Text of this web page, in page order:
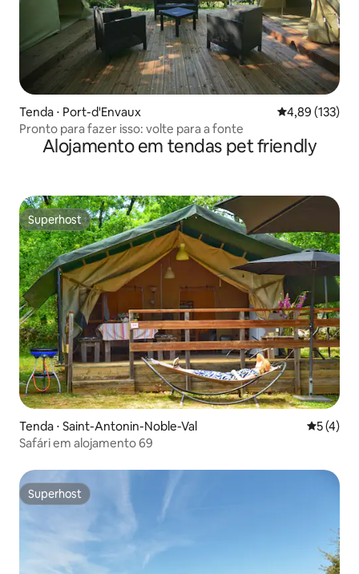
Tenda ⋅ Port-d'Envaux 4,89 de uma
4,89 (133)
Pronto para fazer isso: volte para a fonte
Alojamento em tendas pet friendly
Superhost
Superhost
Tenda ⋅ Saint-Antonin-Noble-Val 5 de
5 (4)
Safári em alojamento 69
Superhost
Superhost